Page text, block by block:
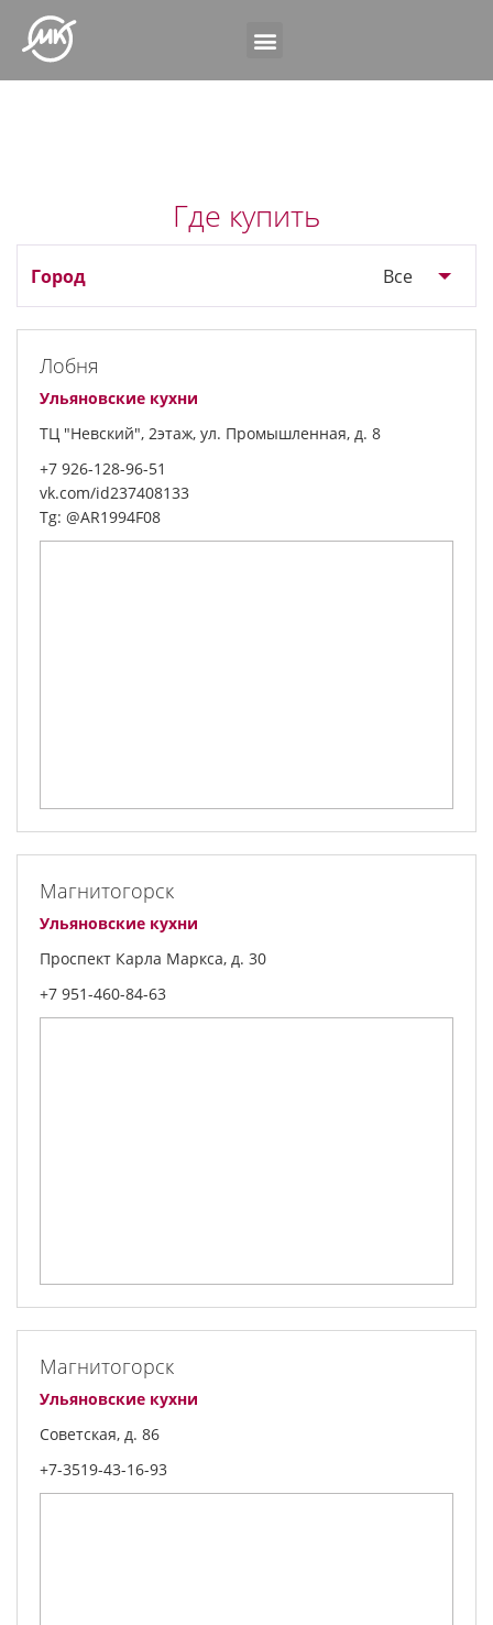
Где купить
Все
Лобня
Ульяновские кухни
ТЦ "Невский", 2этаж, ул. Промышленная, д. 8
+7 926-128-96-51
vk.com/id237408133
Tg: @AR1994F08
Магнитогорск
Ульяновские кухни
Проспект Карла Маркса, д. 30
+7 951-460-84-63
Магнитогорск
Ульяновские кухни
Советская, д. 86
+7-3519-43-16-93